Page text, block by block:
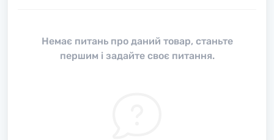
Немає питань про даний товар, станьте
першим і задайте своє питання.